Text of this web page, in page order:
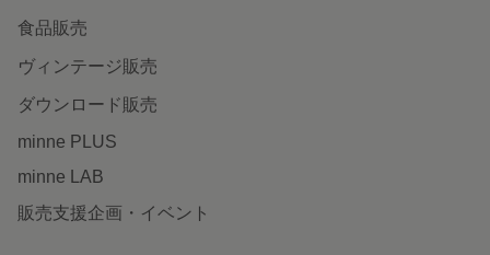
食品販売
ヴィンテージ販売
ダウンロード販売
minne PLUS
minne LAB
販売支援企画・イベント